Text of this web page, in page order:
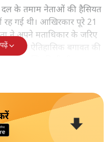
दल के तमाम नेताओं की हैसियत
रह गई थी। आखिरकार पूरे 21
ने अपने मताधिकार के जरिए
ढंग से ऐतिहासिक बगावत की
से मुक्ति मिली थी।